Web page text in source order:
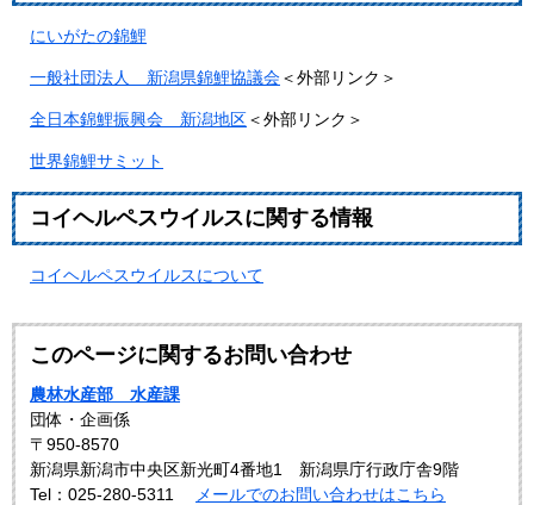
にいがたの錦鯉
一般社団法人 新潟県錦鯉協議会＜外部リンク＞
全日本錦鯉振興会 新潟地区＜外部リンク＞
世界錦鯉サミット
コイヘルペスウイルスに関する情報
コイヘルペスウイルスについて
このページに関するお問い合わせ
農林水産部 水産課
団体・企画係
〒950-8570
新潟県新潟市中央区新光町4番地1 新潟県庁行政庁舎9階
Tel：025-280-5311
メールでのお問い合わせはこちら